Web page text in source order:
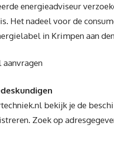
energieadviseur
Het nadeel voor de
in Krimpen aan
bekijk je de
Zoek op